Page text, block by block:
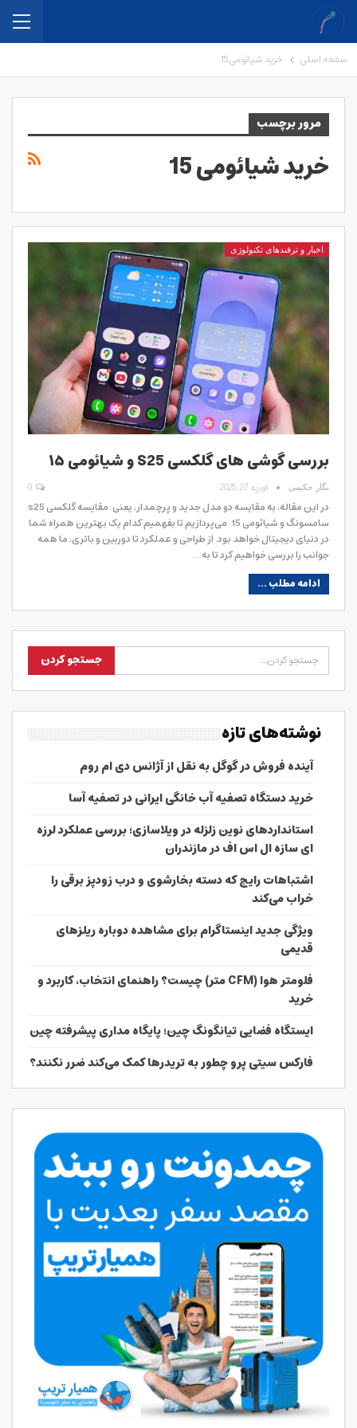
صفحه اصلی خرید شیائومی 15
مرور برچسب
خرید شیائومی 15
اخبار و ترفندهای تکنولوژی
بررسی گوشی های گلکسی S25 و شیائومی ۱۵
نگار حکیمی فوریه 27, 2025
در این مقاله، به مقایسه دو مدل جدید و پرچمدار، یعنی مقایسه گلکسی s25
سامسونگ و شیائومی 15 می‌پردازیم تا بفهمیم کدام یک بهترین همراه شما
در دنیای دیجیتال خواهد بود. از طراحی و عملکرد تا دوربین و باتری، ما همه
جوانب را بررسی خواهیم کرد تا به…
ادامه مطلب ...
نوشته‌های تازه
آینده فروش در گوگل به نقل از آژانس دی ام روم
خرید دستگاه تصفیه آب خانگی ایرانی در تصفیه آسا
استانداردهای نوین زلزله در ویلاسازی؛ بررسی عملکرد لرزه
ای سازه ال اس اف در مازندران
اشتباهات رایج که دسته بخارشوی و درب زودپز برقی را
خراب می‌کند
ویژگی جدید اینستاگرام برای مشاهده دوباره ریلزهای
قدیمی
فلومتر هوا (CFM متر) چیست؟ راهنمای انتخاب، کاربرد و
خرید
ایستگاه فضایی تیانگونگ چین؛ پایگاه مداری پیشرفته چین
فارکس سیتی پرو چطور به تریدرها کمک می‌کند ضرر نکنند؟